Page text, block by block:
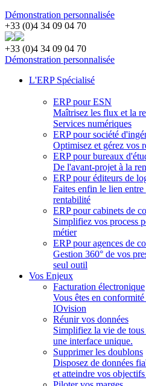
Démonstration personnalisée
+33 (0)4 34 09 04 70
+33 (0)4 34 09 04 70
Démonstration personnalisée
L'ERP Spécialisé
ERP pour ESN
Maîtrisez les flux et la
Services numériques
ERP pour société
Optimisez et gérez vos
ERP pour bureaux
De l'avant-projet à la
ERP pour éditeurs de
Faites enfin le lien
rentabilité
ERP pour cabinets de
Simplifiez vos process
métier
ERP pour agences de
Gestion 360° de vos
seul outil
Vos Enjeux
Facturation électronique
Vous êtes en
IOvision
Réunir vos données
Simplifiez la vie de tous
une interface unique.
Supprimer les doublons
Disposez de données
et atteindre vos